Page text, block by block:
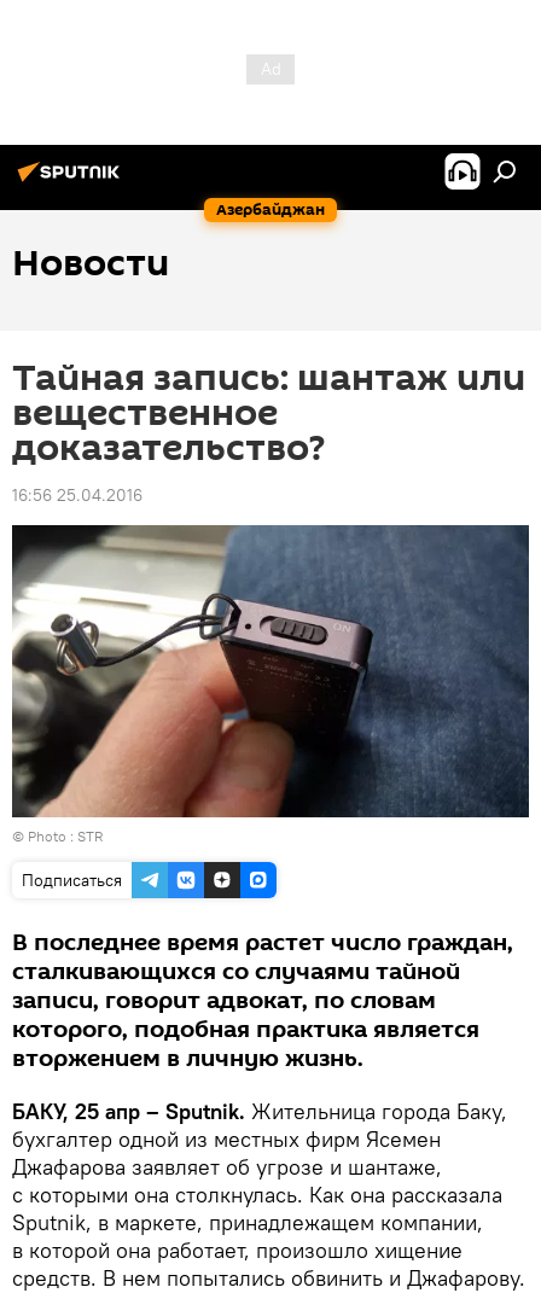
Азербайджан
Новости
Тайная запись: шантаж или
вещественное
доказательство?
16:56 25.04.2016
© Photo : STR
Подписаться
В последнее время растет число граждан,
сталкивающихся со случаями тайной
записи, говорит адвокат, по словам
которого, подобная практика является
вторжением в личную жизнь.
БАКУ, 25 апр – Sputnik. Жительница города Баку,
бухгалтер одной из местных фирм Ясемен
Джафарова заявляет об угрозе и шантаже,
с которыми она столкнулась. Как она рассказала
Sputnik, в маркете, принадлежащем компании,
в которой она работает, произошло хищение
средств. В нем попытались обвинить и Джафарову.